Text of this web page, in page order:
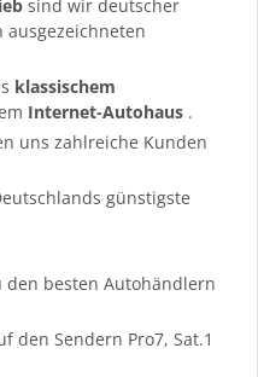
sind wir deutscher
klassischem
Internet-Autohaus .
uns zahlreiche Kunden
günstigste
besten Autohändlern
den Sendern Pro7, Sat.1